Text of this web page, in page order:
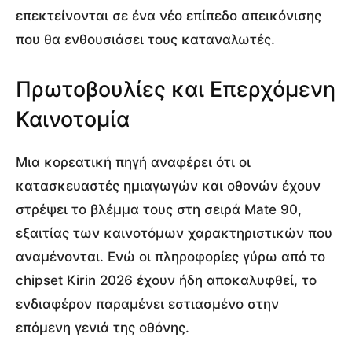
επεκτείνονται σε ένα νέο επίπεδο απεικόνισης
που θα ενθουσιάσει τους καταναλωτές.
Πρωτοβουλίες και Επερχόμενη
Καινοτομία
Μια κορεατική πηγή αναφέρει ότι οι
κατασκευαστές ημιαγωγών και οθονών έχουν
στρέψει το βλέμμα τους στη σειρά Mate 90,
εξαιτίας των καινοτόμων χαρακτηριστικών που
αναμένονται. Ενώ οι πληροφορίες γύρω από το
chipset Kirin 2026 έχουν ήδη αποκαλυφθεί, το
ενδιαφέρον παραμένει εστιασμένο στην
επόμενη γενιά της οθόνης.